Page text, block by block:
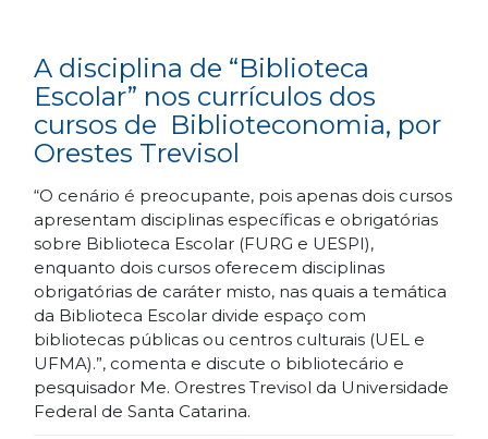
A disciplina de “Biblioteca
Escolar” nos currículos dos
cursos de Biblioteconomia, por
Orestes Trevisol
“O cenário é preocupante, pois apenas dois cursos
apresentam disciplinas específicas e obrigatórias
sobre Biblioteca Escolar (FURG e UESPI),
enquanto dois cursos oferecem disciplinas
obrigatórias de caráter misto, nas quais a temática
da Biblioteca Escolar divide espaço com
bibliotecas públicas ou centros culturais (UEL e
UFMA).”, comenta e discute o bibliotecário e
pesquisador Me. Orestres Trevisol da Universidade
Federal de Santa Catarina.